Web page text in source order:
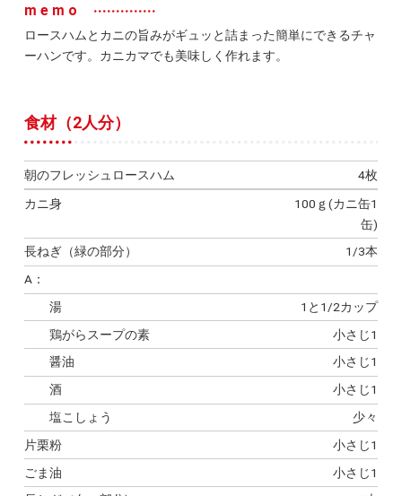
memo
ロースハムとカニの旨みがギュッと詰まった簡単にできるチャ
ーハンです。カニカマでも美味しく作れます。
食材（2人分）
朝のフレッシュロースハム
4枚
カニ身
100ｇ(カニ缶1
缶)
長ねぎ（緑の部分）
1/3本
A：
湯
1と1/2カップ
鶏がらスープの素
小さじ1
醤油
小さじ1
酒
小さじ1
塩こしょう
少々
片栗粉
小さじ1
ごま油
小さじ1